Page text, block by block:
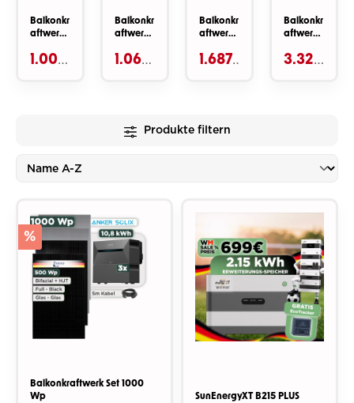
Balkonkr
aftwerk
Wp
1.003,
Balkonkr
aftwerk
Wp
1.063,
1.381,58
Balkonkr
aftwerk
Wp
1.687,
2.192,78
Balkonkr
aftwerk
Wp
3.322
Produkte filtern
%
Balkonkraftwerk Set 1000
Wp
SunEnergyXT B215 PLUS